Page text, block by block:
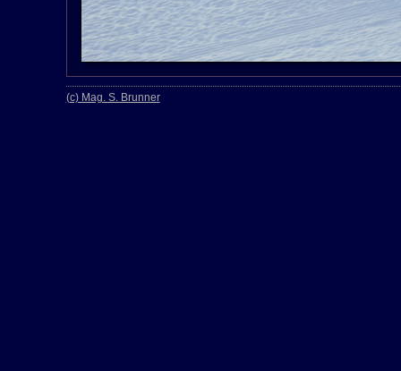
(c) Mag. S. Brunner